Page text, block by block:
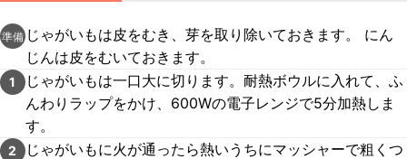
準備 じゃがいもは皮をむき、芽を取り除いておきます。 にん
じんは皮をむいておきます。
1
じゃがいもは一口大に切ります。耐熱ボウルに入れて、ふ
んわりラップをかけ、600Wの電子レンジで5分加熱しま
す。
2
じゃがいもに火が通ったら熱いうちにマッシャーで粗くつ